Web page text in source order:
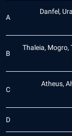
A
Danfel,
B
Thaleia, Mogro,
C
Atheus,
D